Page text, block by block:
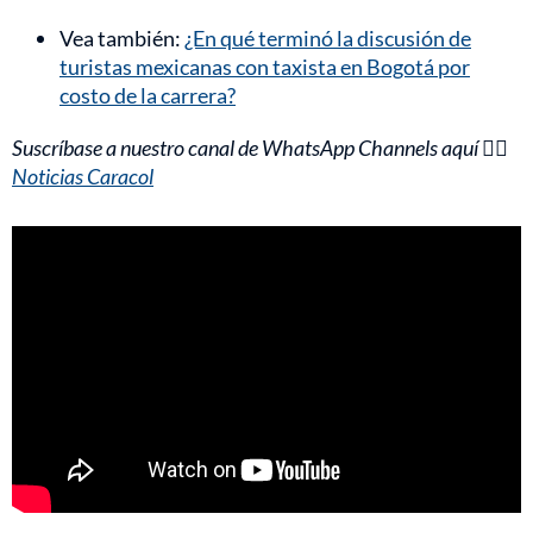
Vea también: ¿En qué terminó la discusión de
turistas mexicanas con taxista en Bogotá por
costo de la carrera?
Suscríbase a nuestro canal de WhatsApp Channels aquí 👉🏻
Noticias Caracol